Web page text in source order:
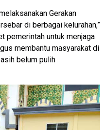
Gerakan
di berbagai kelurahan,”
pemerintah untuk menjaga
membantu masyarakat di
belum pulih